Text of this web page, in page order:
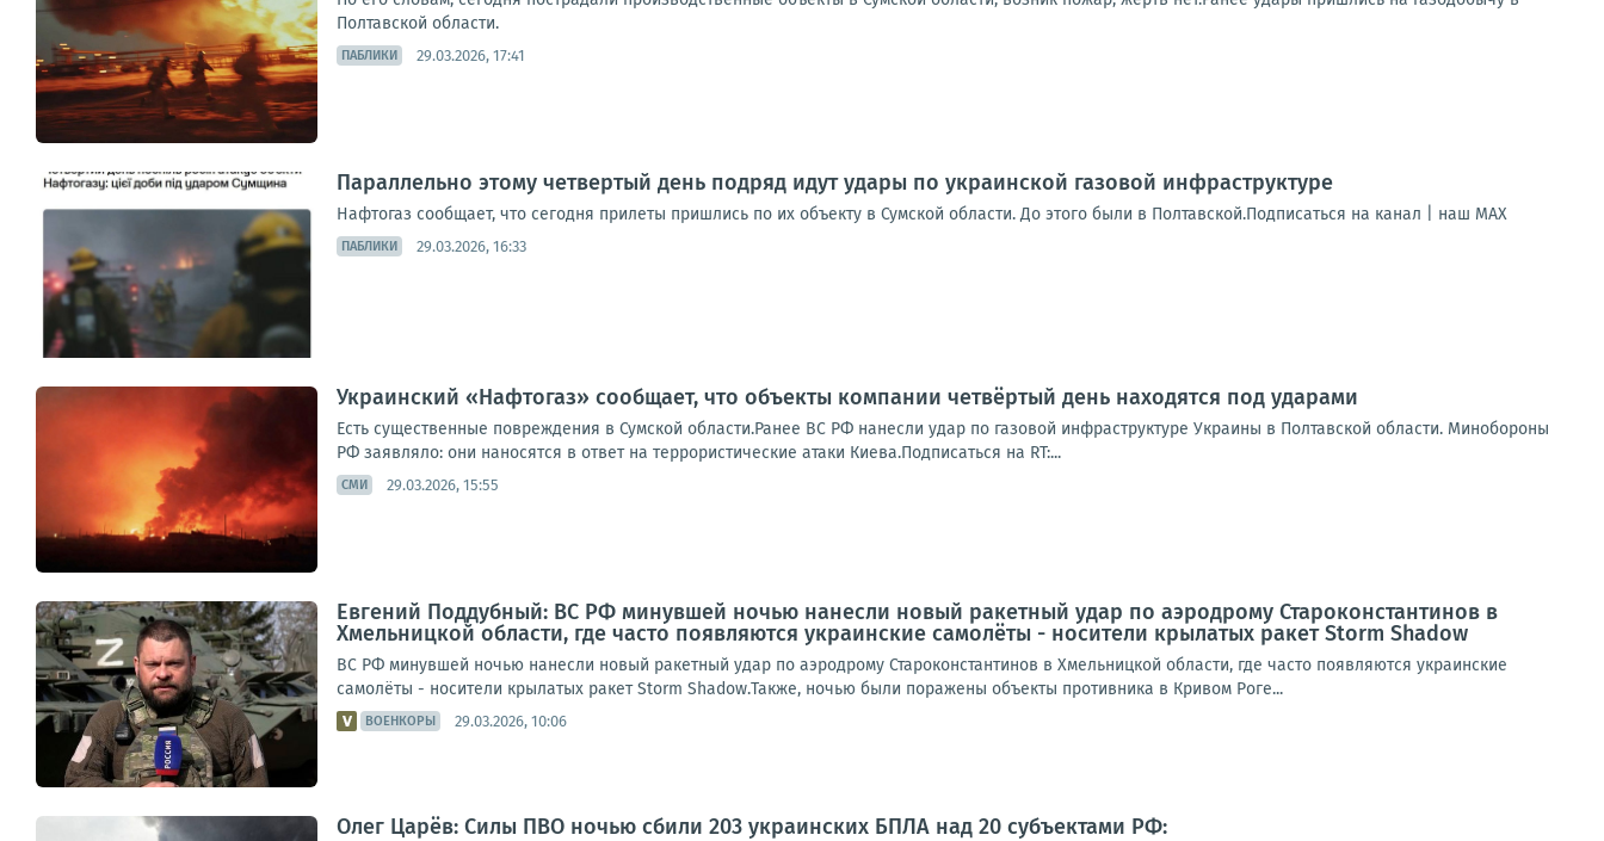
Полтавской области.
ПАБЛИКИ 29.03.2026, 17:41
Параллельно этому четвертый день подряд идут удары по украинской газовой инфраструктуре
Нафтогаз сообщает, что сегодня прилеты пришлись по их объекту в Сумской области. До этого были в Полтавской.Подписаться на канал | наш МАХ
ПАБЛИКИ 29.03.2026, 16:33
Украинский «Нафтогаз» сообщает, что объекты компании четвёртый день находятся под ударами
Есть существенные повреждения в Сумской области.Ранее ВС РФ нанесли удар по газовой инфраструктуре Украины в Полтавской области. Минобороны
РФ заявляло: они наносятся в ответ на террористические атаки Киева.Подписаться на RT:...
СМИ 29.03.2026, 15:55
Евгений Поддубный: ВС РФ минувшей ночью нанесли новый ракетный удар по аэродрому Староконстантинов в
Хмельницкой области, где часто появляются украинские самолёты - носители крылатых ракет Storm Shadow
ВС РФ минувшей ночью нанесли новый ракетный удар по аэродрому Староконстантинов в Хмельницкой области, где часто появляются украинские
самолёты - носители крылатых ракет Storm Shadow.Также, ночью были поражены объекты противника в Кривом Роге...
ВОЕНКОРЫ 29.03.2026, 10:06
Олег Царёв: Силы ПВО ночью сбили 203 украинских БПЛА над 20 субъектами РФ: